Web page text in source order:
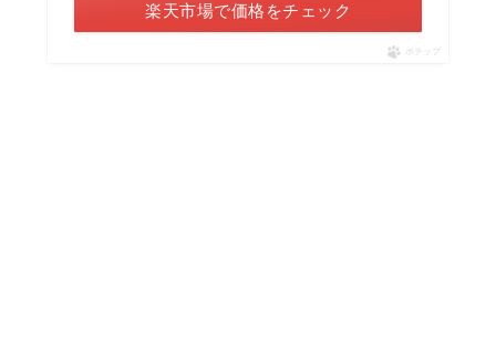
楽天市場で価格をチェック
ポチップ